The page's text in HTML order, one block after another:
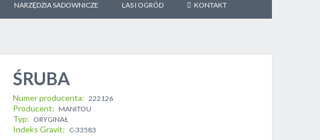
NARZĘDZIA SADOWNICZE LAS I OGRÓD KONTAKT
ŚRUBA
Numer producenta 222126
Producent MANITOU
Typ ORYGINAŁ
Indeks Gravit C-33583